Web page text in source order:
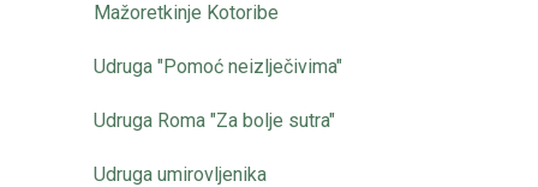
Mažoretkinje Kotoribe
Udruga "Pomoć neizlječivima"
Udruga Roma "Za bolje sutra"
Udruga umirovljenika